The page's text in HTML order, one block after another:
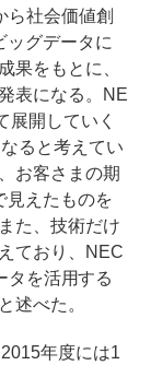
ら社会価値創
ッグデータに
果をもとに、
表になる。NE
展開していく
ると考えてい
お客さまの期
見えたものを
た、技術だけ
ており、NEC
タを活用する
述べた。
年度には1